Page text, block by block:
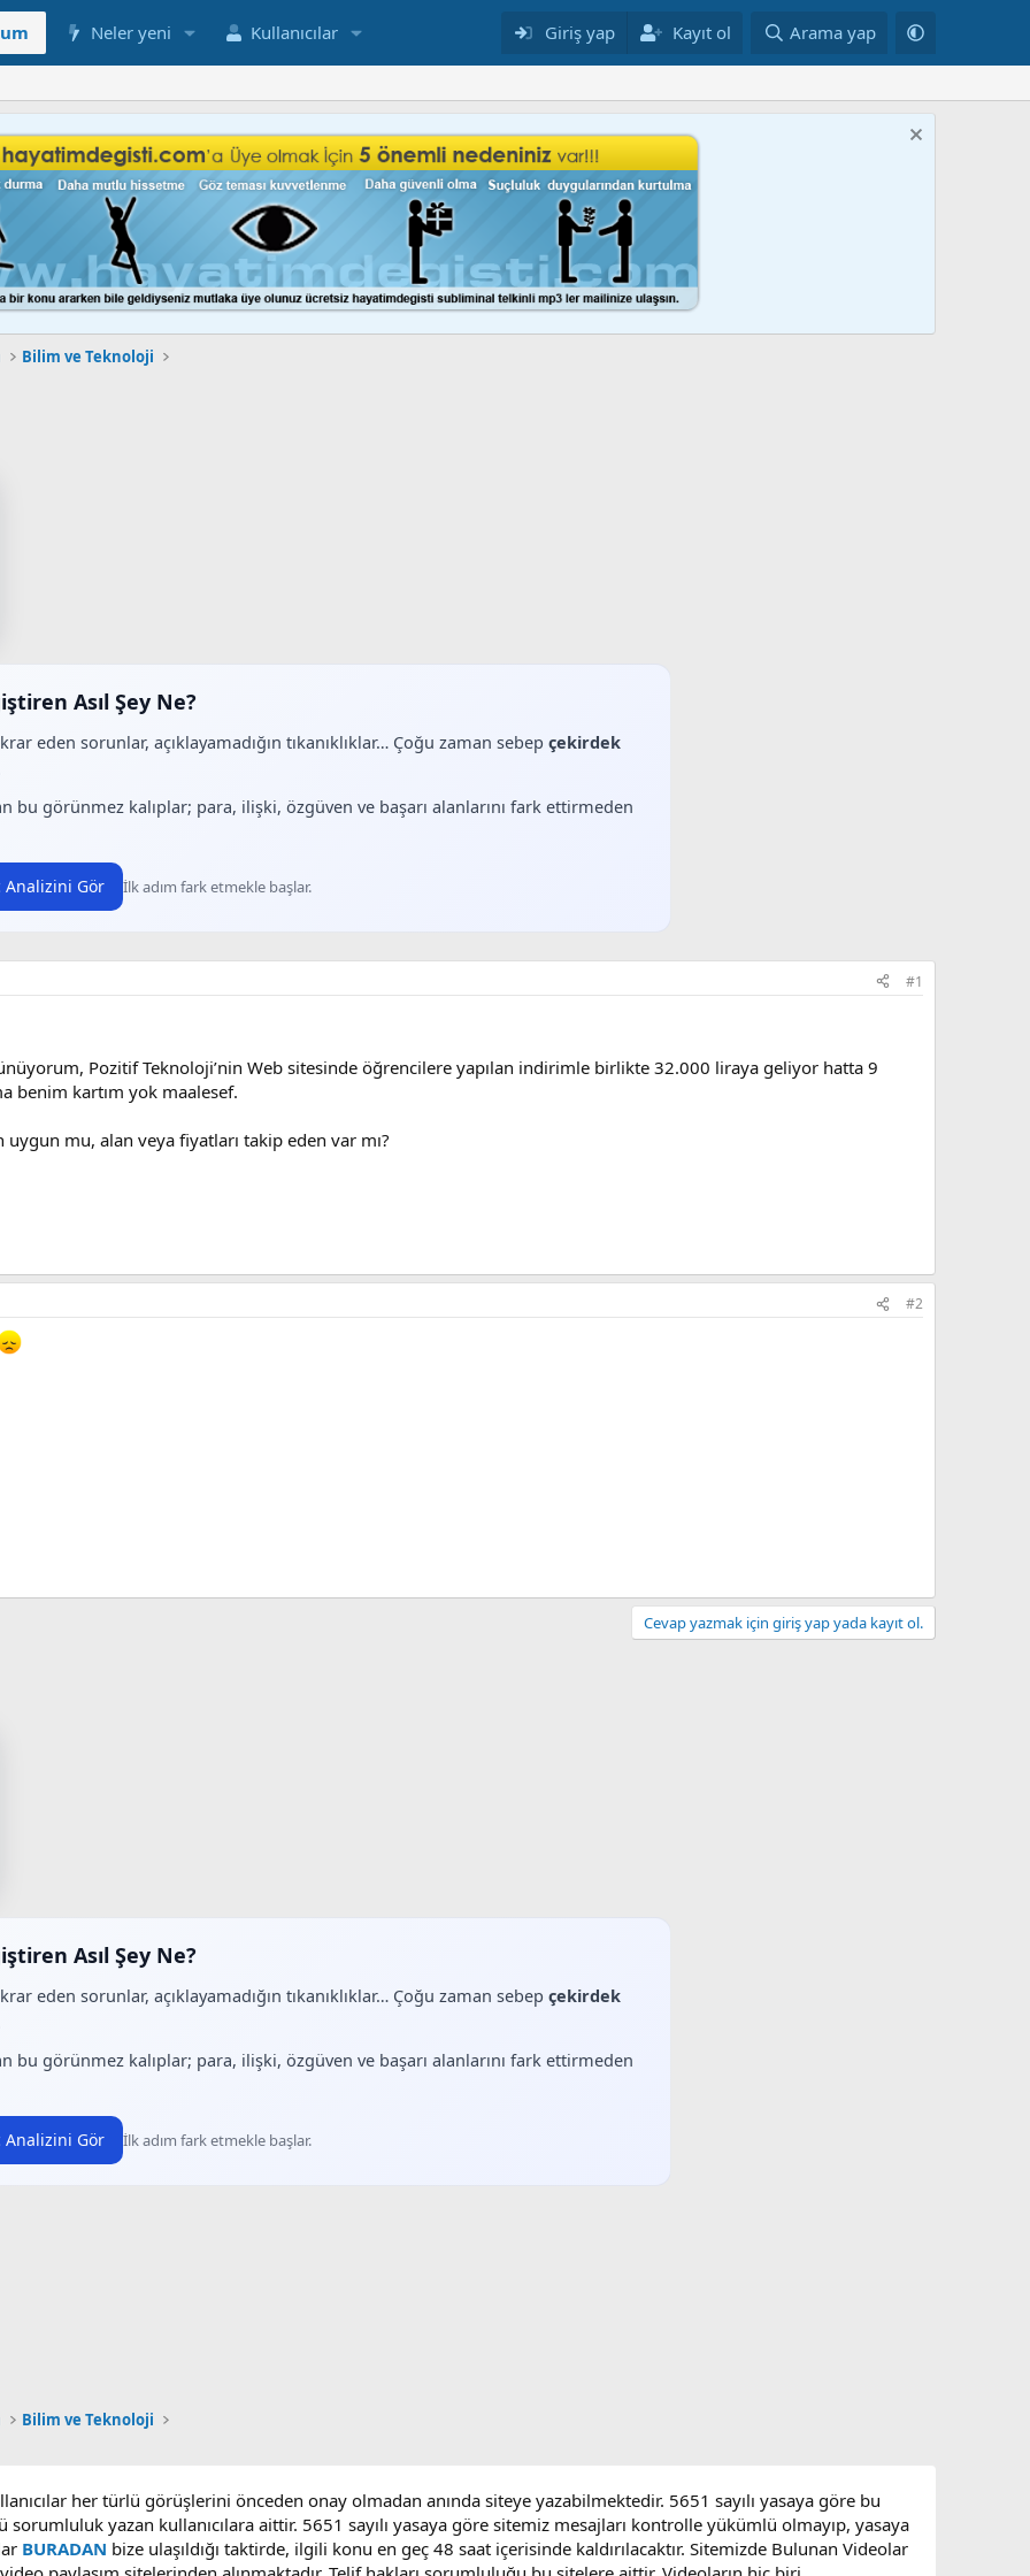
Neler yeni Kullanıcılar Giriş yap Kayıt ol Arama yap
Bilim ve Teknoloji
Asıl Şey Ne?
eden sorunlar, açıklayamadığın tıkanıklıklar… Çoğu zaman sebep çekirdek
bu görünmez kalıplar; para, ilişki, özgüven ve başarı alanlarını fark ettirmeden
Analizini Gör İlk adım fark etmekle başlar.
#1
Pozitif Teknoloji’nin Web sitesinde öğrencilere yapılan indirimle birlikte 32.000 liraya geliyor hatta 9
benim kartım yok maalesef.
uygun mu, alan veya fiyatları takip eden var mı?
#2
Cevap yazmak için giriş yap yada kayıt ol.
posta
Asıl Şey Ne?
eden sorunlar, açıklayamadığın tıkanıklıklar… Çoğu zaman sebep çekirdek
bu görünmez kalıplar; para, ilişki, özgüven ve başarı alanlarını fark ettirmeden
Analizini Gör İlk adım fark etmekle başlar.
Bilim ve Teknoloji
her türlü görüşlerini önceden onay olmadan anında siteye yazabilmektedir. 5651 sayılı yasaya göre bu
sorumluluk yazan kullanıcılara aittir. 5651 sayılı yasaya göre sitemiz mesajları kontrolle yükümlü olmayıp, yasaya
BURADAN bize ulaşıldığı taktirde, ilgili konu en geç 48 saat içerisinde kaldırılacaktır. Sitemizde Bulunan Videolar